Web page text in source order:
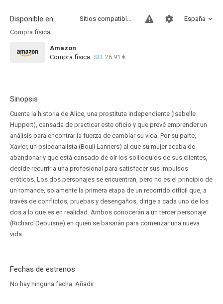
Disponible en... España
Sitios compatibles
Compra física
Amazon
Compra física: SD 26.91 €
Sinopsis
Cuenta la historia de Alice, una prostituta independiente (Isabelle
Huppert), cansada de practicar este oficio y que prevé emprender un
análisis para encontrar la fuerza de cambiar su vida. Por su parte,
Xavier, un psicoanalista (Bouli Lanners) al que su mujer acaba de
abandonar y que está cansado de oír los soliloquios de sus clientes,
decide recurrir a una profesional para satisfacer sus impulsos
eróticos. Los dos personajes se encuentran, pero no es el principio de
un romance, solamente la primera etapa de un recorrido difícil que, a
través de conflictos, pruebas y desengaños, dirige a cada uno de los
dos a lo que es en realidad. Ambos conocerán a un tercer personaje
(Richard Debuisne) en quien se basarán para comenzar una nueva
vida.
Fechas de estrenos
No hay ninguna fecha. Añadir